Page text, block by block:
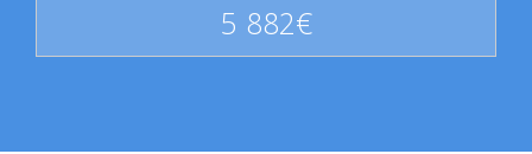
5 882€